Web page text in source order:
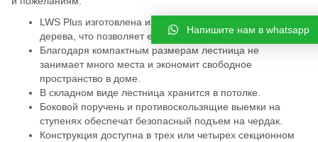
LWS Plus изготовлена из особо прочных пород
дерева, что позволяет ей служить долгие годы.
Благодаря компактным размерам лестница не
занимает много места и экономит свободное
пространство в доме.
В складном виде лестница хранится в потолке.
Боковой поручень и противоскользящие выемки на
ступенях обеспечат безопасный подъем на чердак.
Конструкция доступна в трех или четырех секционном
Напишите нам в whatsapp